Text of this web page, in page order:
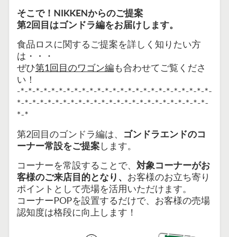
そこで！NIKKENからのご提案
第2回目はゴンドラ編をお届けします。
食品ロスに関するご提案を詳しく知りたい方
は・・・
ぜひ第1回目のワゴン編も合わせてご覧くださ
い！
-*-*-*-*-*-*-*-*-*-*-*-*-*-*-*-*-*-*-*-*-*-*-*-*-*-
*-*-*-*-*-*-*-*-*-*-*-*-*-*-*-*-*-*-*-*-*-*-*-*-*-
*-*
第2回目のゴンドラ編は、 ゴンドラエンドのコ
ーナー常設をご提案します。
コーナーを常設することで、 対象コーナーがお
客様のご来店目的となり、 お客様のお立ち寄り
ポイントとして売場を活用いただけます。
コーナーPOPを設置するだけで、お客様の売場
認知度は格段に向上します！